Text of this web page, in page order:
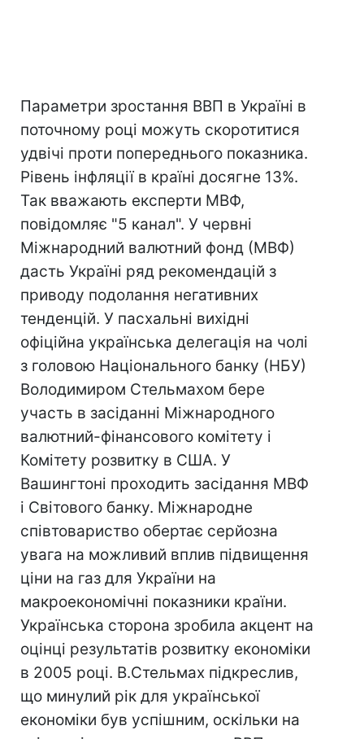
Параметри зростання ВВП в Україні в
поточному році можуть скоротитися
удвічі проти попереднього показника.
Рівень інфляції в країні досягне 13%.
Так вважають експерти МВФ,
повідомляє "5 канал". У червні
Міжнародний валютний фонд (МВФ)
дасть Україні ряд рекомендацій з
приводу подолання негативних
тенденцій. У пасхальні вихідні
офіційна українська делегація на чолі
з головою Національного банку (НБУ)
Володимиром Стельмахом бере
участь в засіданні Міжнародного
валютний-фінансового комітету і
Комітету розвитку в США. У
Вашингтоні проходить засідання МВФ
і Світового банку. Міжнародне
співтовариство обертає серйозна
увага на можливий вплив підвищення
ціни на газ для України на
макроекономічні показники країни.
Українська сторона зробила акцент на
оцінці результатів розвитку економіки
в 2005 році. В.Стельмах підкреслив,
що минулий рік для української
економіки був успішним, оскільки на